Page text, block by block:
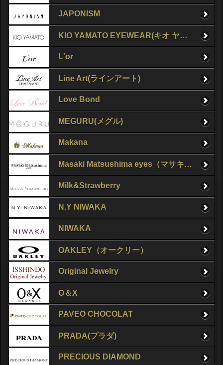
JAPONISM
KIO YAMATO EYEWEAR(キオ ヤマト アイウェア)
L'or
Line Art(ラインアート)
Love Bond
MEGURU(メグル)
Makana
Masaki Matsushima eyes（マサキマツシマ）
Milk&Strawberry
N.Y NIWAKA
NIWAKA
OAKLEY（オークリー）
Original Jewelry
O＆X
PAVEO CHOCOLAT
PRADA(プラダ)
PRECIOUS DIAMOND